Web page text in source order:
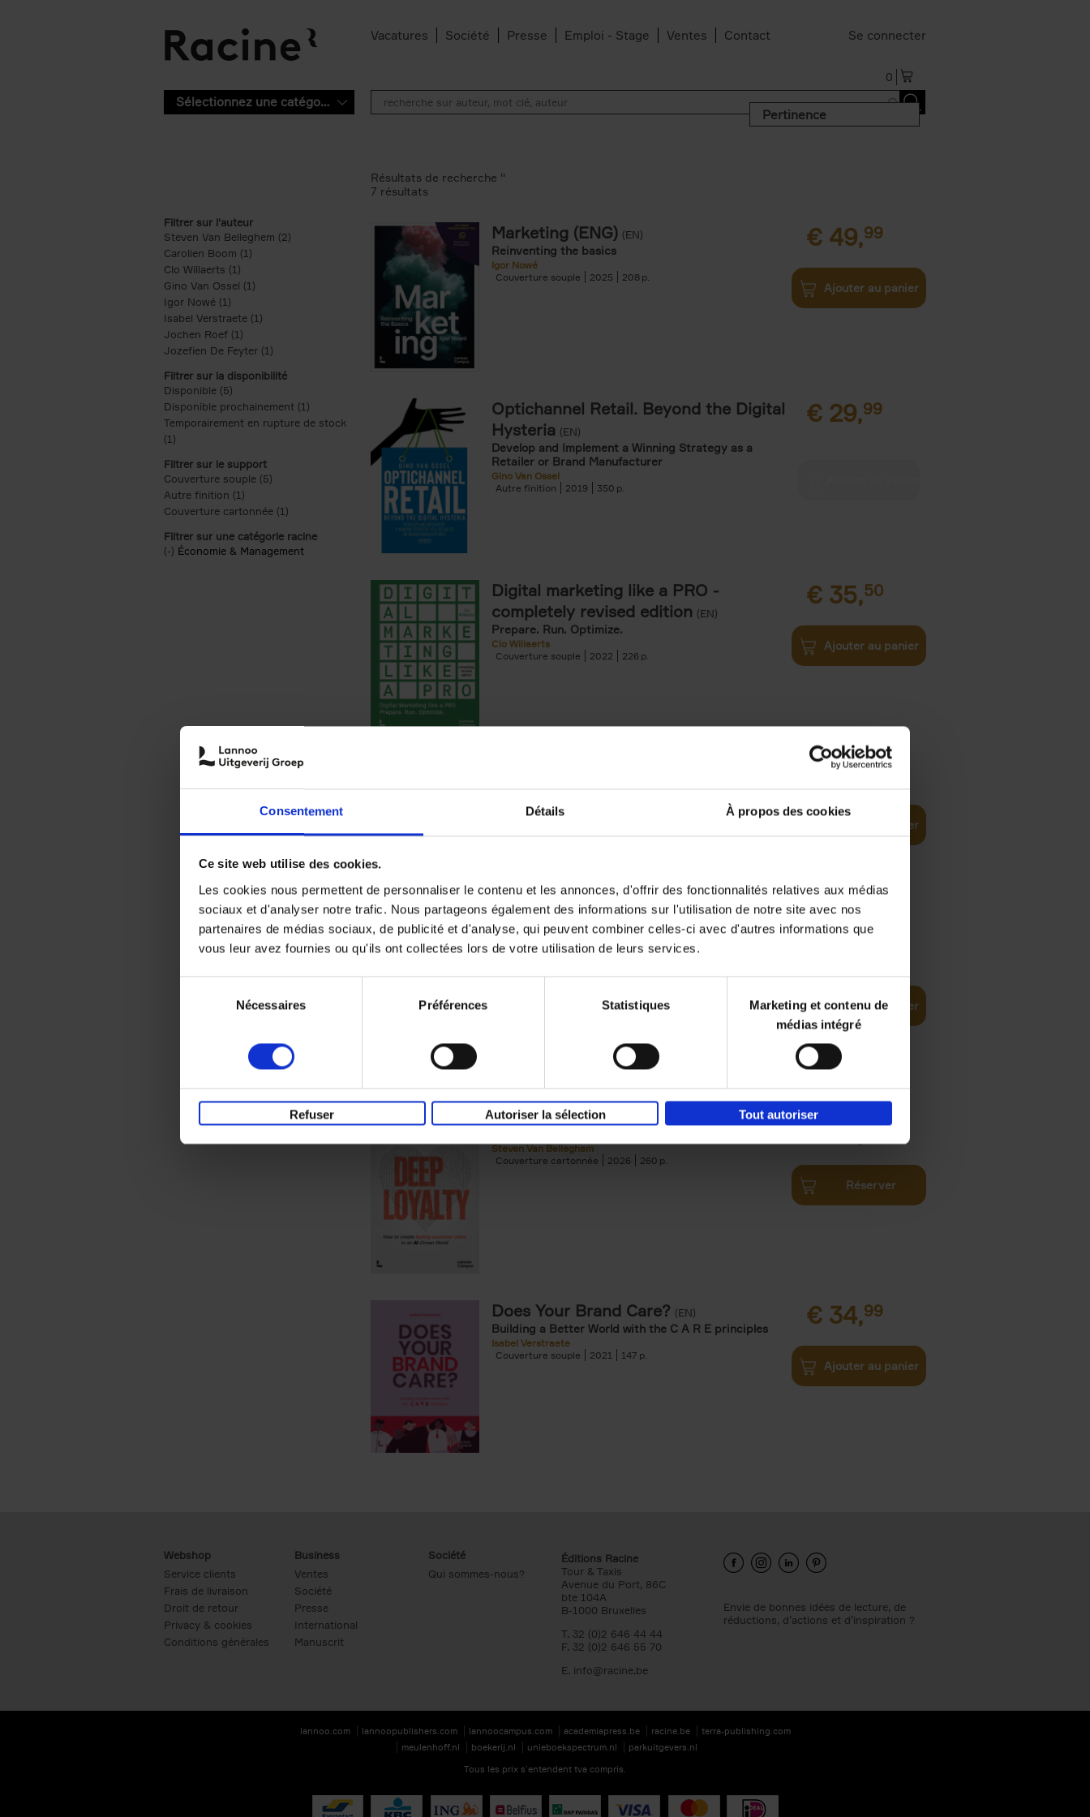
Consentement Détails À propos des cookies
Ce site web utilise des cookies.
Les cookies nous permettent de personnaliser le contenu et les annonces, d'offrir des fonctionnalités relatives aux médias
sociaux et d'analyser notre trafic. Nous partageons également des informations sur l'utilisation de notre site avec nos
partenaires de médias sociaux, de publicité et d'analyse, qui peuvent combiner celles-ci avec d'autres informations que
vous leur avez fournies ou qu'ils ont collectées lors de votre utilisation de leurs services.
Nécessaires Préférences Statistiques
Marketing et contenu de
médias intégré
Refuser Autoriser la sélection Tout autoriser
Vacatures Société Presse Emploi - Stage Ventes Contact Se connecter
0
Sélectionnez une catégorie
Pertinence
Filtrer sur l'auteur
Steven Van Belleghem (2) Apply Steven Van Belleghem filter
Carolien Boom (1)
Clo Willaerts (1)
Gino Van Ossel (1)
Igor Nowé (1)
Isabel Verstraete (1) Apply Isabel Verstraete filter
Jochen Roef (1)
Jozefien De Feyter (1) Apply Jozefien De Feyter filter
Filtrer sur la disponibilité
Disponible (5)
Disponible prochainement (1) Apply Disponible prochainement filter
Temporairement en rupture de stock
(1) Apply Temporairement en rupture de stock filter
Filtrer sur le support
Couverture souple (5) Apply Couverture souple filter
Autre finition (1)
Couverture cartonnée (1) Apply Couverture cartonnée filter
Filtrer sur une catégorie racine
(-) Remove Économie & Management filter
Économie & Management
Résultats de recherche ''
7 résultats
Marketing (ENG) (EN)
Reinventing the basics
Igor Nowé
Couverture souple
2025 208
€ 49,99
Ajouter au panier
Optichannel Retail. Beyond the Digital
Hysteria (EN)
Develop and Implement a Winning Strategy as a
Retailer or Brand Manufacturer
Gino Van Ossel
Autre finition
2019 350
€ 29,99
Digital marketing like a PRO -
completely revised edition (EN)
Prepare. Run. Optimize.
Clo Willaerts
Couverture souple
2022 226
€ 35,50
Ajouter au panier
What if customers ask for more than an excellent
Steven Van Belleghem
37,50
Ajouter au panier
Building Bonds = Building Business
Ajouter au panier
Deep Loyalty (ENG)
Steven Van Belleghem
Couverture cartonnée
2026 260
€34,99
Réserver
Does Your Brand Care? (EN)
Building a Better World with the C A R E principles
Isabel Verstraete
Couverture souple
2021 147
€ 34,99
Ajouter au panier
Webshop
Service clients
Frais de livraison
Droit de retour
Privacy & cookies
Conditions générales
Business
Ventes
Société
Presse
International
Manuscrit
Société
Qui sommes-nous?
Éditions Racine
Tour & Taxis
Avenue du Port, 86C
bte 104A
B-1000 Bruxelles
T. 32 (0)2 646 44 44
F. 32 (0)2 646 55 70
E. info@racine.be
Envie de bonnes idées de lecture, de
réductions, d’actions et d’inspiration ?
lannoo.com lannoopublishers.com lannoocampus.com academiapress.be racine.be
terra-publishing.com
meulenhoff.nl
boekerij.nl unieboekspectrum.nl
parkuitgevers.nl
Tous les prix s’entendent tva compris.